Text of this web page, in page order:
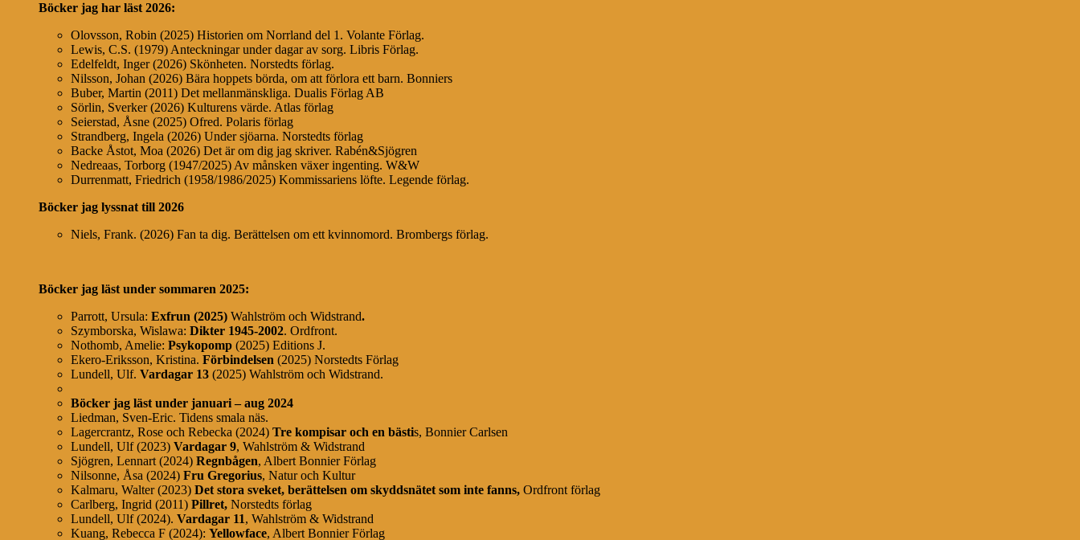
Böcker jag har läst 2026:
Olovsson, Robin (2025) Historien om Norrland del 1. Volante Förlag.
Lewis, C.S. (1979) Anteckningar under dagar av sorg. Libris Förlag.
Edelfeldt, Inger (2026) Skönheten. Norstedts förlag.
Nilsson, Johan (2026) Bära hoppets börda, om att förlora ett barn. Bonniers
Buber, Martin (2011) Det mellanmänskliga. Dualis Förlag AB
Sörlin, Sverker (2026) Kulturens värde. Atlas förlag
Seierstad, Åsne (2025) Ofred. Polaris förlag
Strandberg, Ingela (2026) Under sjöarna. Norstedts förlag
Backe Åstot, Moa (2026) Det är om dig jag skriver. Rabén&Sjögren
Nedreaas, Torborg (1947/2025) Av månsken växer ingenting. W&W
Durrenmatt, Friedrich (1958/1986/2025) Kommissariens löfte. Legende förlag.
Böcker jag lyssnat till 2026
Niels, Frank. (2026) Fan ta dig. Berättelsen om ett kvinnomord. Brombergs förlag.
Böcker jag läst under sommaren 2025:
Parrott, Ursula: Exfrun (2025) Wahlström och Widstrand.
Szymborska, Wislawa: Dikter 1945-2002. Ordfront.
Nothomb, Amelie: Psykopomp (2025) Editions J.
Ekero-Eriksson, Kristina. Förbindelsen (2025) Norstedts Förlag
Lundell, Ulf. Vardagar 13 (2025) Wahlström och Widstrand.
Böcker jag läst under januari – aug 2024
Liedman, Sven-Eric. Tidens smala näs.
Lagercrantz, Rose och Rebecka (2024) Tre kompisar och en bästis, Bonnier Carlsen
Lundell, Ulf (2023) Vardagar 9, Wahlström & Widstrand
Sjögren, Lennart (2024) Regnbågen, Albert Bonnier Förlag
Nilsonne, Åsa (2024) Fru Gregorius, Natur och Kultur
Kalmaru, Walter (2023) Det stora sveket, berättelsen om skyddsnätet som inte fanns, Ordfront förlag
Carlberg, Ingrid (2011) Pillret, Norstedts förlag
Lundell, Ulf (2024). Vardagar 11, Wahlström & Widstrand
Kuang, Rebecca F (2024): Yellowface, Albert Bonnier Förlag